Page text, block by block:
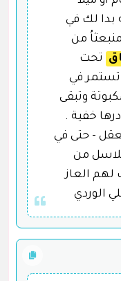
بدا لك في
من
تحت
في
وتبقى
خفية .
- حتى في
من
العاز
الوردي